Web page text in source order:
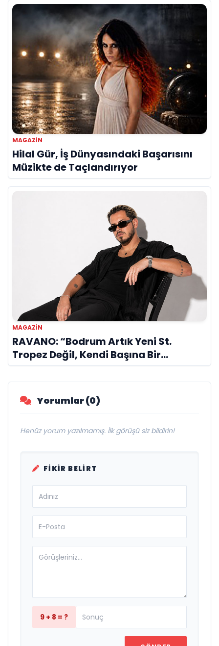
MAGAZIN
Hilal Gür, İş Dünyasındaki Başarısını
Müzikte de Taçlandırıyor
MAGAZIN
RAVANO: “Bodrum Artık Yeni St.
Tropez Değil, Kendi Başına Bir
Referans”
Yorumlar (0)
Henüz yorum yazılmamış. İlk görüşü siz bildirin!
FIKIR BELIRT
9 + 8 = ?